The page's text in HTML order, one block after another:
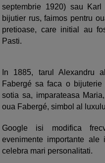
septembrie 1920) sau
bijutier rus, faimos pentru
pretioase, care initial au
Pasti.
In 1885, tarul Alexandru
Fabergé sa faca o
sotia sa, imparateasa
oua Fabergé, simbol al
Google isi modifica
evenimente importante
celebra mari personalitati.